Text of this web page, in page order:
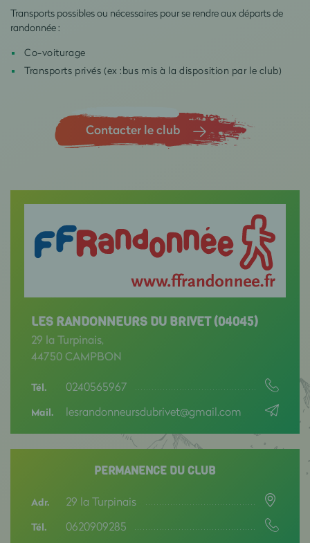
Transports possibles ou nécessaires pour se rendre aux départs de
randonnée :
Co-voiturage
Transports privés (ex :bus mis à la disposition par le club)
Contacter le club
LES RANDONNEURS DU BRIVET (04045)
29 la Turpinais,
44750 CAMPBON
Tél. 0240565967
Mail. lesrandonneursdubrivet@gmail.com
PERMANENCE DU CLUB
Adr. 29 la Turpinais
Tél. 0620909285